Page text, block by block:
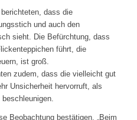
dass die
und auch den
sieht. Die Befürchtung, dass
führt, die
ist groß.
zudem, dass die vielleicht gut
Unsicherheit hervorruft, als
Beobachtung bestätigen. „Beim